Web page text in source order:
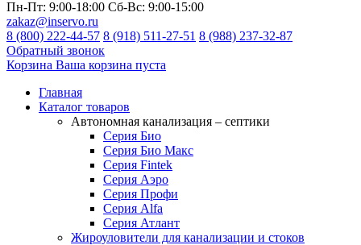
Пн-Пт: 9:00-18:00 Сб-Вс: 9:00-15:00
zakaz@inservo.ru
8 (800) 222-44-57 8 (918) 511-27-51 8 (988) 237-32-87
Обратный звонок
Корзина Ваша корзина пуста
Главная
Каталог товаров
Автономная канализация – септики
Серия Био
Серия Био Макс
Серия Fintek
Серия Аэро
Серия Профи
Серия Alfa
Серия Атлант
Жироуловители для канализации и стоков